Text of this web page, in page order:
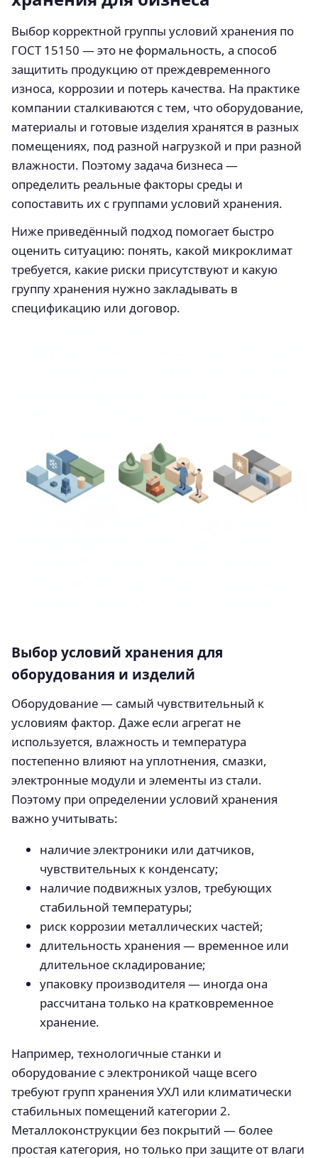
Выбор корректной группы условий хранения по
ГОСТ 15150 — это не формальность, а способ
защитить продукцию от преждевременного
износа, коррозии и потерь качества. На практике
компании сталкиваются с тем, что оборудование,
материалы и готовые изделия хранятся в разных
помещениях, под разной нагрузкой и при разной
влажности. Поэтому задача бизнеса —
определить реальные факторы среды и
сопоставить их с группами условий хранения.
Ниже приведённый подход помогает быстро
оценить ситуацию: понять, какой микроклимат
требуется, какие риски присутствуют и какую
группу хранения нужно закладывать в
спецификацию или договор.
Выбор условий хранения для
оборудования и изделий
Оборудование — самый чувствительный к
условиям фактор. Даже если агрегат не
используется, влажность и температура
постепенно влияют на уплотнения, смазки,
электронные модули и элементы из стали.
Поэтому при определении условий хранения
важно учитывать:
наличие электроники или датчиков,
чувствительных к конденсату;
наличие подвижных узлов, требующих
стабильной температуры;
риск коррозии металлических частей;
длительность хранения — временное или
длительное складирование;
упаковку производителя — иногда она
рассчитана только на кратковременное
хранение.
Например, технологичные станки и
оборудование с электроникой чаще всего
требуют групп хранения УХЛ или климатически
стабильных помещений категории 2.
Металлоконструкции без покрытий — более
простая категория, но только при защите от влаги